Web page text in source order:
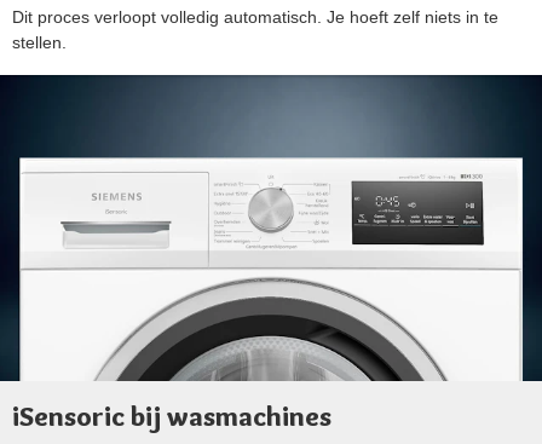
Dit proces verloopt volledig automatisch. Je hoeft zelf niets in te
stellen.
iSensoric bij wasmachines